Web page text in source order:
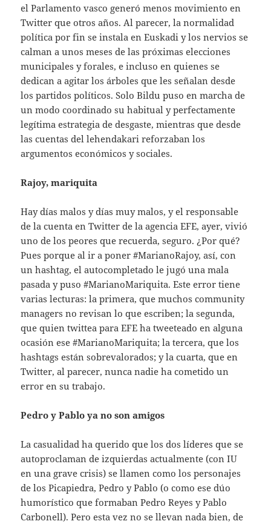
el Parlamento vasco generó menos movimiento en
Twitter que otros años. Al parecer, la normalidad
política por fin se instala en Euskadi y los nervios se
calman a unos meses de las próximas elecciones
municipales y forales, e incluso en quienes se
dedican a agitar los árboles que les señalan desde
los partidos políticos. Solo Bildu puso en marcha de
un modo coordinado su habitual y perfectamente
legítima estrategia de desgaste, mientras que desde
las cuentas del lehendakari reforzaban los
argumentos económicos y sociales.
Rajoy, mariquita
Hay días malos y días muy malos, y el responsable
de la cuenta en Twitter de la agencia EFE, ayer, vivió
uno de los peores que recuerda, seguro. ¿Por qué?
Pues porque al ir a poner #MarianoRajoy, así, con
un hashtag, el autocompletado le jugó una mala
pasada y puso #MarianoMariquita. Este error tiene
varias lecturas: la primera, que muchos community
managers no revisan lo que escriben; la segunda,
que quien twittea para EFE ha tweeteado en alguna
ocasión ese #MarianoMariquita; la tercera, que los
hashtags están sobrevalorados; y la cuarta, que en
Twitter, al parecer, nunca nadie ha cometido un
error en su trabajo.
Pedro y Pablo ya no son amigos
La casualidad ha querido que los dos líderes que se
autoproclaman de izquierdas actualmente (con IU
en una grave crisis) se llamen como los personajes
de los Picapiedra, Pedro y Pablo (o como ese dúo
humorístico que formaban Pedro Reyes y Pablo
Carbonell). Pero esta vez no se llevan nada bien, de